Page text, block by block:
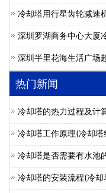
冷却塔用行星齿轮减速
深圳罗湖商务中心大厦
深圳半里花海生活广场
热门新闻
冷却塔的热力过程及计
冷却塔工作原理(冷却塔
冷却塔是否需要有水池
冷却塔的安装流程(冷